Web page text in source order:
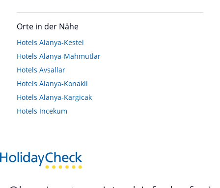
Orte in der Nähe
Hotels Alanya-Kestel
Hotels Alanya-Mahmutlar
Hotels Avsallar
Hotels Alanya-Konakli
Hotels Alanya-Kargicak
Hotels Incekum